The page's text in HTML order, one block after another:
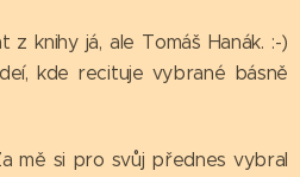
knihy já, ale Tomáš Hanák. :-)
kde recituje vybrané básně
mě si pro svůj přednes vybral